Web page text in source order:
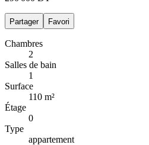
Partager Favori
Chambres
2
Salles de bain
1
Surface
110 m²
Étage
0
Type
appartement